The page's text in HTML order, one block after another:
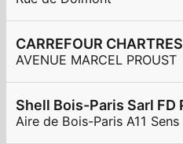
CARREFOUR CHARTRES
AVENUE MARCEL PROUST